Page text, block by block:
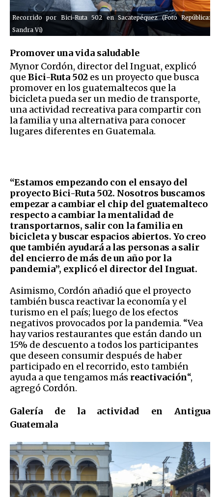
Recorrido por Bici-Ruta 502 en Sacatepéquez (Foto República:
Sandra Vi)
Promover una vida saludable
Mynor Cordón, director del Inguat, explicó
que Bici-Ruta 502 es un proyecto que busca
promover en los guatemaltecos que la
bicicleta pueda ser un medio de transporte,
una actividad recreativa para compartir con
la familia y una alternativa para conocer
lugares diferentes en Guatemala.
“Estamos empezando con el ensayo del
proyecto Bici-Ruta 502. Nosotros buscamos
empezar a cambiar el chip del guatemalteco
respecto a cambiar la mentalidad de
transportarnos, salir con la familia en
bicicleta y buscar espacios abiertos. Yo creo
que también ayudará a las personas a salir
del encierro de más de un año por la
pandemia”, explicó el director del Inguat.
Asimismo, Cordón añadió que el proyecto
también busca reactivar la economía y el
turismo en el país; luego de los efectos
negativos provocados por la pandemia. “Vea
hay varios restaurantes que están dando un
15% de descuento a todos los participantes
que deseen consumir después de haber
participado en el recorrido, esto también
ayuda a que tengamos más reactivación“,
agregó Cordón.
Galería de la actividad en Antigua
Guatemala